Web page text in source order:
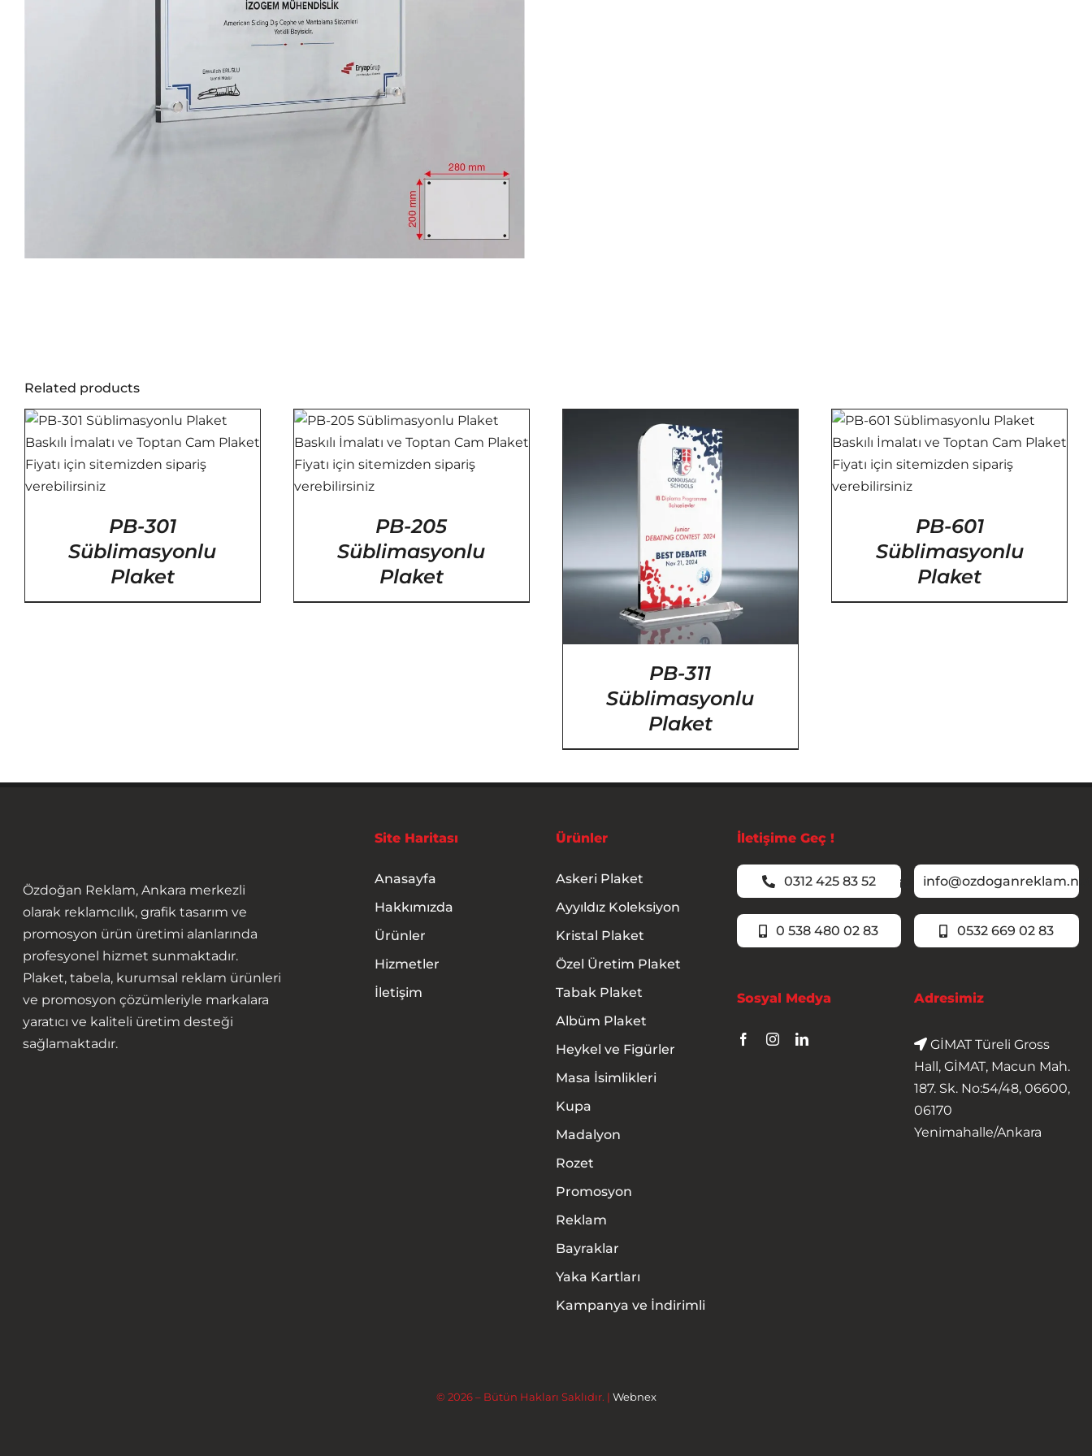
Related products
PB-301
Süblimasyonlu
Plaket
/ DETAYLAR
PB-205
Süblimasyonlu
Plaket
/ DETAYLAR
PB-311
Süblimasyonlu
Plaket
/ DETAYLAR
PB-601
Süblimasyonlu
Plaket
Özdoğan Reklam, Ankara merkezli
olarak reklamcılık, grafik tasarım ve
promosyon ürün üretimi alanlarında
profesyonel hizmet sunmaktadır.
Plaket, tabela, kurumsal reklam ürünleri
ve promosyon çözümleriyle markalara
yaratıcı ve kaliteli üretim desteği
sağlamaktadır.
Site Haritası
Anasayfa
Hakkımızda
Ürünler
Hizmetler
İletişim
Ürünler
Askeri Plaket
Ayyıldız Koleksiyon
Kristal Plaket
Özel Üretim Plaket
Tabak Plaket
Albüm Plaket
Heykel ve Figürler
Masa İsimlikleri
Kupa
Madalyon
Rozet
Promosyon
Reklam
Bayraklar
Yaka Kartları
Kampanya ve İndirimli
İletişime Geç !
0312 425 83 52 info@ozdoganreklam.net
0 538 480 02 83 0532 669 02 83
Sosyal Medya Adresimiz
GİMAT Türeli Gross
Hall, GİMAT, Macun Mah.
187. Sk. No:54/48, 06600,
06170
Yenimahalle/Ankara
© 2026 – Bütün Hakları Saklıdır. | Webnex
Anasayfa
Hakkımızda
Ürünler